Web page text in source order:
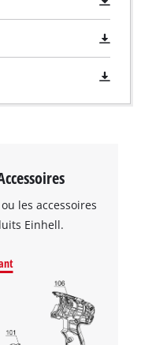
les accessoires
Einhell.